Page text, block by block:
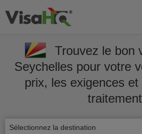
Trouvez le bon
Seychelles pour votre
prix, les exigences
traitement
Sélectionnez la destination